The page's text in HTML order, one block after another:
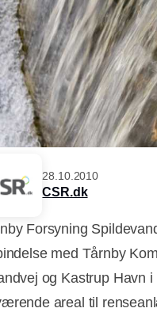
28.10.2010
CSR.dk
Forsyning
med Tårnby
og Kastrup Havn
areal til